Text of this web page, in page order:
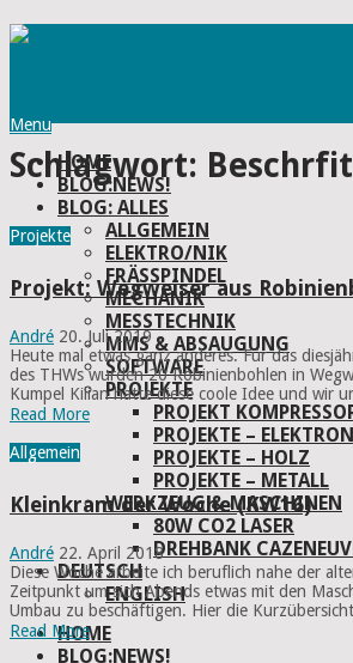
Menu
HOME
BLOG:NEWS!
BLOG: ALLES
ALLGEMEIN
ELEKTRO/NIK
FRÄSSPINDEL
MECHANIK
MESSTECHNIK
MMS & ABSAUGUNG
SOFTWARE
PROJEKTE
PROJEKT
PROJEKTE –
PROJEKTE – HOLZ
PROJEKTE – METALL
WERKZEUG & MASCHINEN
80W CO2 LASER
DREHBANK
DEUTSCH
ENGLISH
HOME
BLOG:NEWS!
Schlagwort:
Projekte
Projekt: Wegweiser aus
André 20. Juli 2019
Heute mal etwas ganz anderes. Für das
des THWs wurden 20 Robinienbohlen in
Kumpel Kilian hatte diese coole Idee und wir
Read More
Allgemein
Kleinkram der Woche (KW16)
André 22. April 2018
Diese Woche arbeite ich beruflich nahe der
Zeitpunkt um sich Abends etwas mit den
Umbau zu beschäftigen. Hier die
Read More